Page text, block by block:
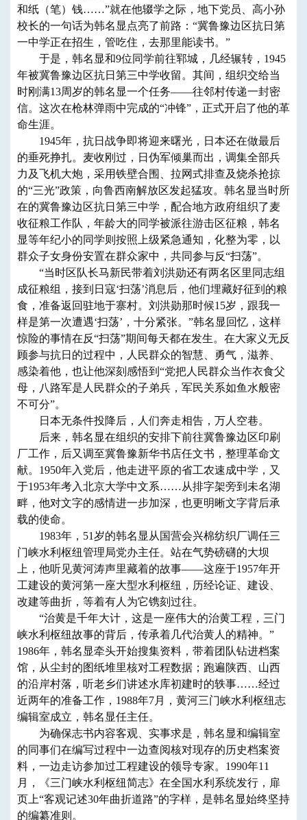
和纸（笔）钱……”就在他辍学之际，地下党员、高小孙
校长的一句话为韩名显点亮了前路：“冀鲁豫边区抗日第
一中学正在招生，管吃住，去那里能读书。”
于是，韩名显和9位同学前往郓城，几经辗转，1945
年被冀鲁豫边区抗日第三中学收留。其间，组织交给当
时刚满13周岁的韩名显一个任务——往邻村传递一封密
信。这次在枪林弹雨中完成的“冲锋”，正式开启了他的革
命生涯。
1945年，抗日战争即将迎来曙光，日本还在做最后
的垂死挣扎。麦收刚过，日伪军倾巢而出，调集全部兵
力及飞机大炮，采用铁壁合围、拉网式排查及烧杀抢掠
的“三光”政策，向鲁西南解放区发起猛攻。韩名显当时所
在的冀鲁豫边区抗日第三中学，配合地方政府组织了麦
收征粮工作队，年龄大的同学被派往游击区征粮，韩名
显等年纪小的同学则按照上级紧急通知，化整为零，以
群众子女身份安置在群众家中，共同参与反“扫荡”。
“当时区队长马新民带着刘洪勋还有两名区里同志组
成征粮组，接到日寇‘扫荡’消息后，他们埋藏好征到的粮
食，准备返回驻地于寨村。刘洪勋那时候15岁，跟我一
样是第一次遭遇‘扫荡’，十分紧张。”韩名显回忆，这样
惊险的事情在反“扫荡”期间每天都在发生。在大家义无反
顾参与抗日的过程中，人民群众的智慧、勇气，滋养、
感染着他，也让他深刻感悟到“党把人民群众当作衣食父
母，八路军是人民群众的子弟兵，军民关系如鱼水般密
不可分”。
日本无条件投降后，人们奔走相告，万人空巷。
后来，韩名显在组织的安排下前往冀鲁豫边区印刷
厂工作，后又调至冀鲁豫新华书店任文书，整理革命文
献。1950年入党后，他走进平原的省工农速成中学，又
于1953年考入北京大学中文系……从排字架旁到未名湖
畔，他对文字的感情进一步加深，也更明晰文字背后承
载的使命。
1983年，51岁的韩名显从国营会兴棉纺织厂调任三
门峡水利枢纽管理局党办主任。站在气势磅礴的大坝
上，他听见黄河涛声里藏着的故事——这座于1957年开
工建设的黄河第一座大型水利枢纽，历经论证、建设、
改建等曲折，等着有人为它镌刻过往。
“治黄是千年大计，这是一座伟大的治黄工程，三门
峡水利枢纽故事的背后，传承着几代治黄人的精神。”
1986年，韩名显牵头开始搜集资料，带着团队钻进档案
馆，从尘封的图纸堆里核对工程数据；跑遍陕西、山西
的沿岸村落，听老乡们讲述水库初建时的轶事……经过
近两年的准备工作，1988年7月，黄河三门峡水利枢纽志
编辑室成立，韩名显任主任。
为确保志书内容客观、实事求是，韩名显和编辑室
的同事们在编写过程中一边查阅核对现存的历史档案资
料，一边走访参加过工程建设的领导专家。1990年11
月，《三门峡水利枢纽简志》在全国水利系统发行，扉
页上“客观记述30年曲折道路”的字样，是韩名显始终坚持
的编纂准则。